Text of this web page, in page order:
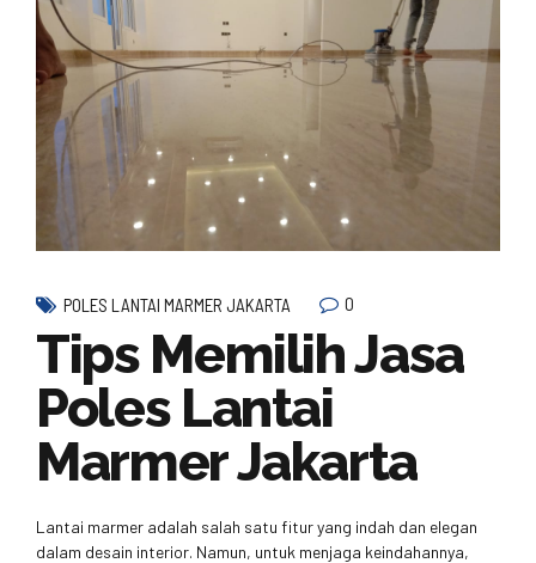
POLES LANTAI MARMER JAKARTA 0
Tips Memilih Jasa
Poles Lantai
Marmer Jakarta
Lantai marmer adalah salah satu fitur yang indah dan elegan
dalam desain interior. Namun, untuk menjaga keindahannya,